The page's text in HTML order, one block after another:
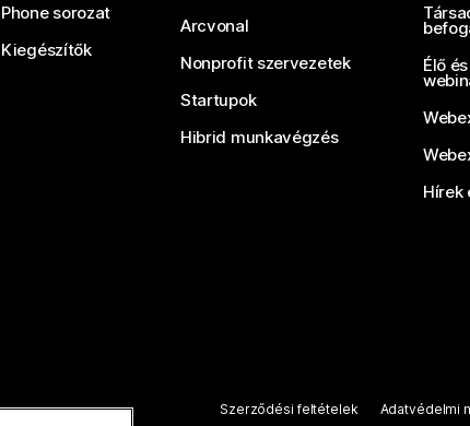
Phone sorozat
Kiegészítők
Arcvonal
Nonprofit szervezetek
Startupok
Hibrid munkavégzés
Élő
Hírek
Szerződési feltételek Adatvédelmi